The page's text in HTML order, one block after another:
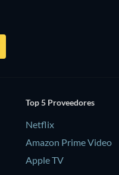
Top 5 Proveedores
Netflix
Amazon Prime Video
Apple TV